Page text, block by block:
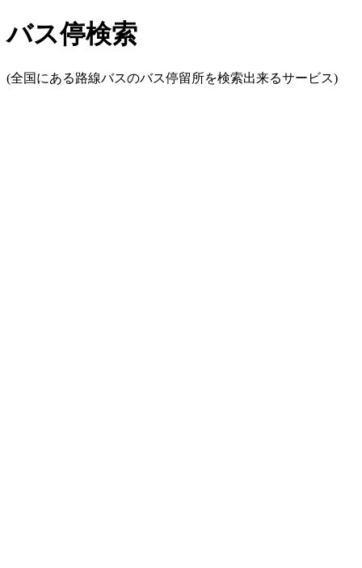
バス停検索
(全国にある路線バスのバス停留所を検索出来るサービス)